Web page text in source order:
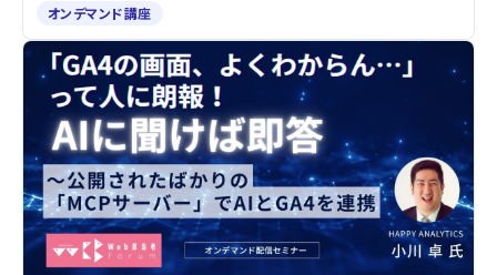
オンデマンド講座